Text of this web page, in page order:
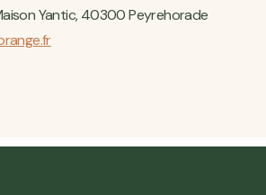
Yantic, 40300 Peyrehorade